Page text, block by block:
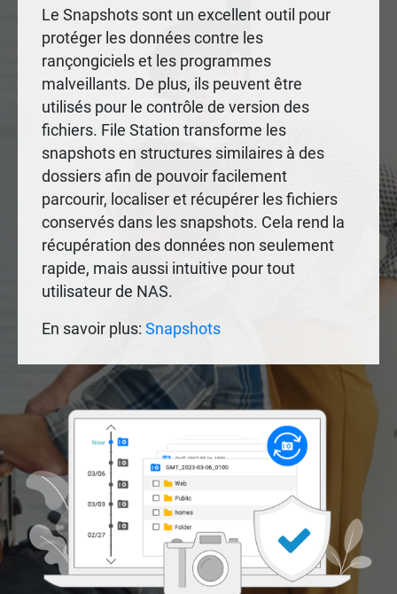
Le Snapshots sont un excellent outil pour
protéger les données contre les
rançongiciels et les programmes
malveillants. De plus, ils peuvent être
utilisés pour le contrôle de version des
fichiers. File Station transforme les
snapshots en structures similaires à des
dossiers afin de pouvoir facilement
parcourir, localiser et récupérer les fichiers
conservés dans les snapshots. Cela rend la
récupération des données non seulement
rapide, mais aussi intuitive pour tout
utilisateur de NAS.
En savoir plus:Snapshots